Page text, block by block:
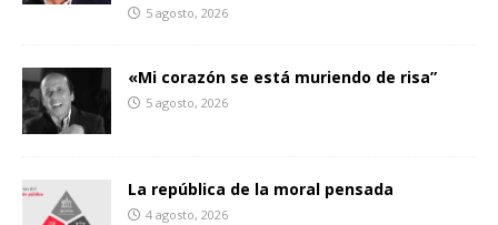
5 agosto, 2026
«Mi corazón se está muriendo de risa”
5 agosto, 2026
La república de la moral pensada
4 agosto, 2026